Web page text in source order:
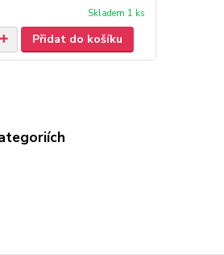
Skladem 1 ks
Přidat do košíku